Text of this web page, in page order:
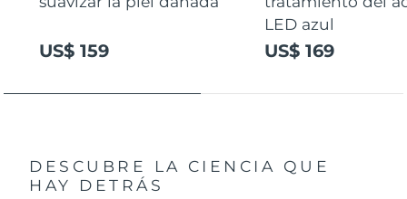
US$ 159
LED azul
US$ 169
DESCUBRE LA CIENCIA QUE
HAY DETRÁS